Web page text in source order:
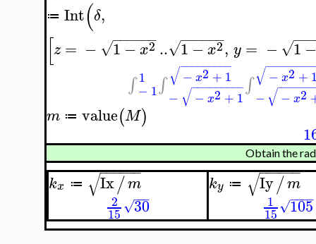
≔ Int(δ,
[z = − 1−x2
− −
−−−−
√ .. 1−x2
− −
−−−−
√ , y = − 1
−−−
√
∫ 1
− 1∫ − x2 + 1
− −
−−−−−−−
√
− − x2 + 1
− −
−−−−−−−
√ ∫ − x2+
−−−−−−−−
√
− − x2
−−−−−−
√
m ≔ value(M)
Obtain the
kx ≔ Ix/m
− −
−−−−
√ 2
15 30
−−
−
√
ky ≔ Iy/m
− −
−−−−
√ 1
15 105
− −
−−
√